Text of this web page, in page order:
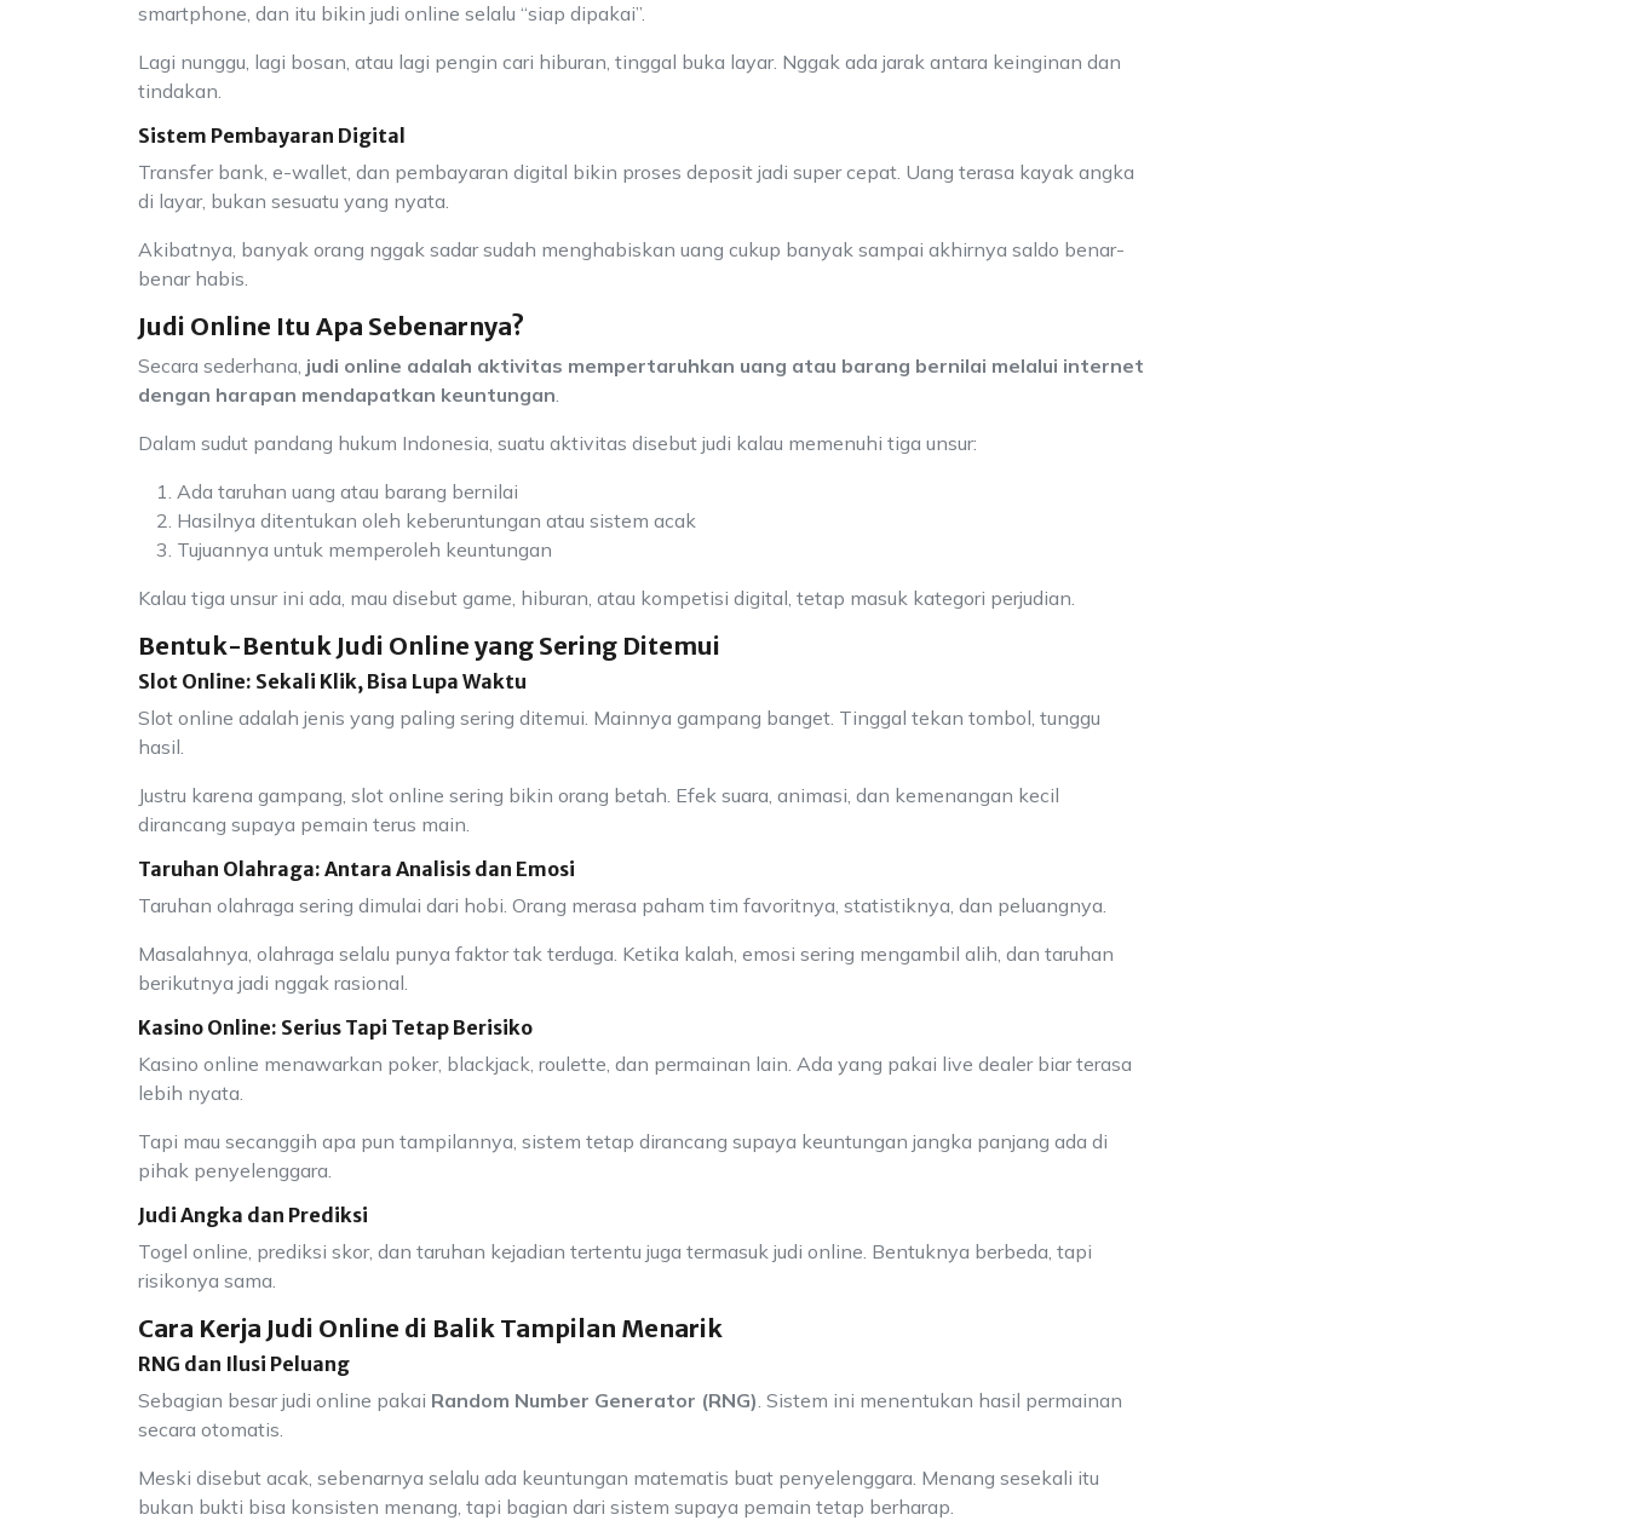
smartphone, dan itu bikin judi online selalu “siap dipakai”.
Lagi nunggu, lagi bosan, atau lagi pengin cari hiburan, tinggal buka layar. Nggak ada jarak antara keinginan dan
tindakan.
Sistem Pembayaran Digital
Transfer bank, e-wallet, dan pembayaran digital bikin proses deposit jadi super cepat. Uang terasa kayak angka
di layar, bukan sesuatu yang nyata.
Akibatnya, banyak orang nggak sadar sudah menghabiskan uang cukup banyak sampai akhirnya saldo benar-
benar habis.
Judi Online Itu Apa Sebenarnya?
Secara sederhana, judi online adalah aktivitas mempertaruhkan uang atau barang bernilai melalui internet
dengan harapan mendapatkan keuntungan.
Dalam sudut pandang hukum Indonesia, suatu aktivitas disebut judi kalau memenuhi tiga unsur:
Ada taruhan uang atau barang bernilai
Hasilnya ditentukan oleh keberuntungan atau sistem acak
Tujuannya untuk memperoleh keuntungan
Kalau tiga unsur ini ada, mau disebut game, hiburan, atau kompetisi digital, tetap masuk kategori perjudian.
Bentuk-Bentuk Judi Online yang Sering Ditemui
Slot Online: Sekali Klik, Bisa Lupa Waktu
Slot online adalah jenis yang paling sering ditemui. Mainnya gampang banget. Tinggal tekan tombol, tunggu
hasil.
Justru karena gampang, slot online sering bikin orang betah. Efek suara, animasi, dan kemenangan kecil
dirancang supaya pemain terus main.
Taruhan Olahraga: Antara Analisis dan Emosi
Taruhan olahraga sering dimulai dari hobi. Orang merasa paham tim favoritnya, statistiknya, dan peluangnya.
Masalahnya, olahraga selalu punya faktor tak terduga. Ketika kalah, emosi sering mengambil alih, dan taruhan
berikutnya jadi nggak rasional.
Kasino Online: Serius Tapi Tetap Berisiko
Kasino online menawarkan poker, blackjack, roulette, dan permainan lain. Ada yang pakai live dealer biar terasa
lebih nyata.
Tapi mau secanggih apa pun tampilannya, sistem tetap dirancang supaya keuntungan jangka panjang ada di
pihak penyelenggara.
Judi Angka dan Prediksi
Togel online, prediksi skor, dan taruhan kejadian tertentu juga termasuk judi online. Bentuknya berbeda, tapi
risikonya sama.
Cara Kerja Judi Online di Balik Tampilan Menarik
RNG dan Ilusi Peluang
Sebagian besar judi online pakai Random Number Generator (RNG). Sistem ini menentukan hasil permainan
secara otomatis.
Meski disebut acak, sebenarnya selalu ada keuntungan matematis buat penyelenggara. Menang sesekali itu
bukan bukti bisa konsisten menang, tapi bagian dari sistem supaya pemain tetap berharap.